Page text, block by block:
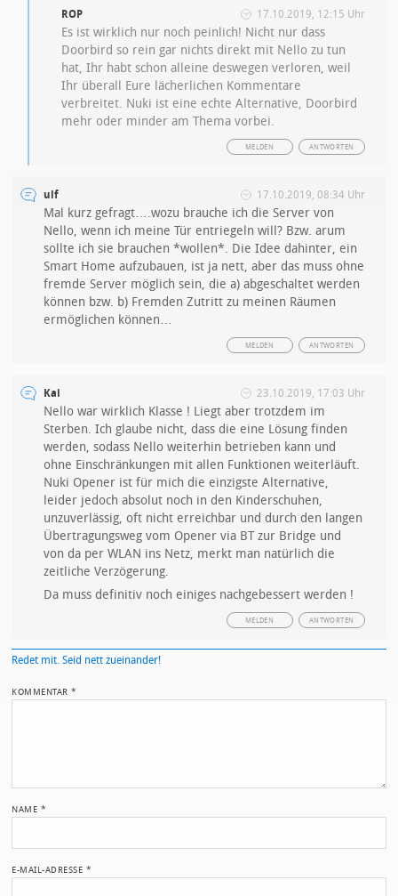
ROP 17.10.2019, 12:15 Uhr
Es ist wirklich nur noch peinlich! Nicht nur dass
Doorbird so rein gar nichts direkt mit Nello zu tun
hat, Ihr habt schon alleine deswegen verloren, weil
Ihr überall Eure lächerlichen Kommentare
verbreitet. Nuki ist eine echte Alternative, Doorbird
mehr oder minder am Thema vorbei.
ANTWORTEN
MELDEN
ulf 17.10.2019, 08:34 Uhr
Mal kurz gefragt….wozu brauche ich die Server von
Nello, wenn ich meine Tür entriegeln will? Bzw. arum
sollte ich sie brauchen *wollen*. Die Idee dahinter, ein
Smart Home aufzubauen, ist ja nett, aber das muss ohne
fremde Server möglich sein, die a) abgeschaltet werden
können bzw. b) Fremden Zutritt zu meinen Räumen
ermöglichen können…
ANTWORTEN
MELDEN
Kai 23.10.2019, 17:03 Uhr
Nello war wirklich Klasse ! Liegt aber trotzdem im
Sterben. Ich glaube nicht, dass die eine Lösung finden
werden, sodass Nello weiterhin betrieben kann und
ohne Einschränkungen mit allen Funktionen weiterläuft.
Nuki Opener ist für mich die einzigste Alternative,
leider jedoch absolut noch in den Kinderschuhen,
unzuverlässig, oft nicht erreichbar und durch den langen
Übertragungsweg vom Opener via BT zur Bridge und
von da per WLAN ins Netz, merkt man natürlich die
zeitliche Verzögerung.
Da muss definitiv noch einiges nachgebessert werden !
ANTWORTEN
MELDEN
Redet mit. Seid nett zueinander!
KOMMENTAR*
NAME *
E-MAIL-ADRESSE *